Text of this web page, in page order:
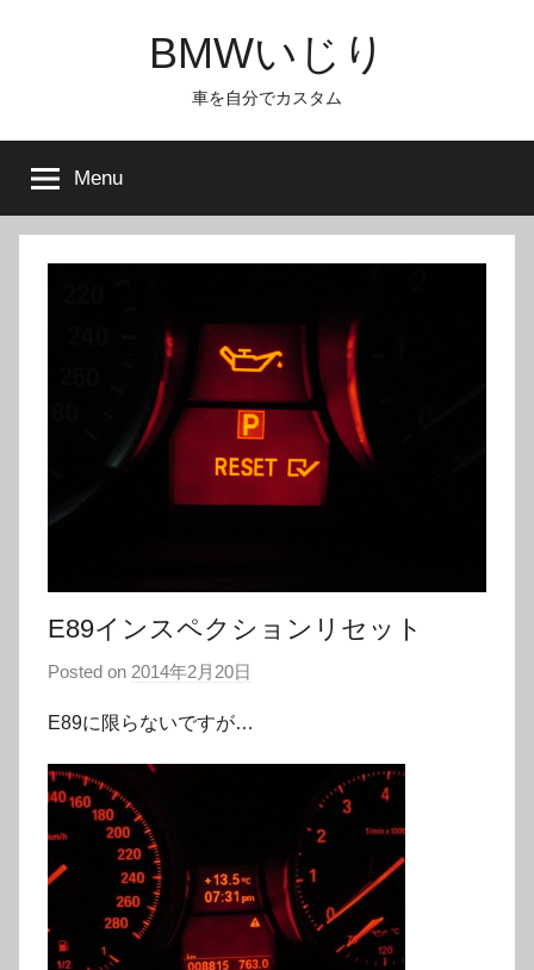
BMWいじり
車を自分でカスタム
Menu
E89インスペクションリセット
Posted on 2014年2月20日
d
3
2
8
E89に限らないですが…